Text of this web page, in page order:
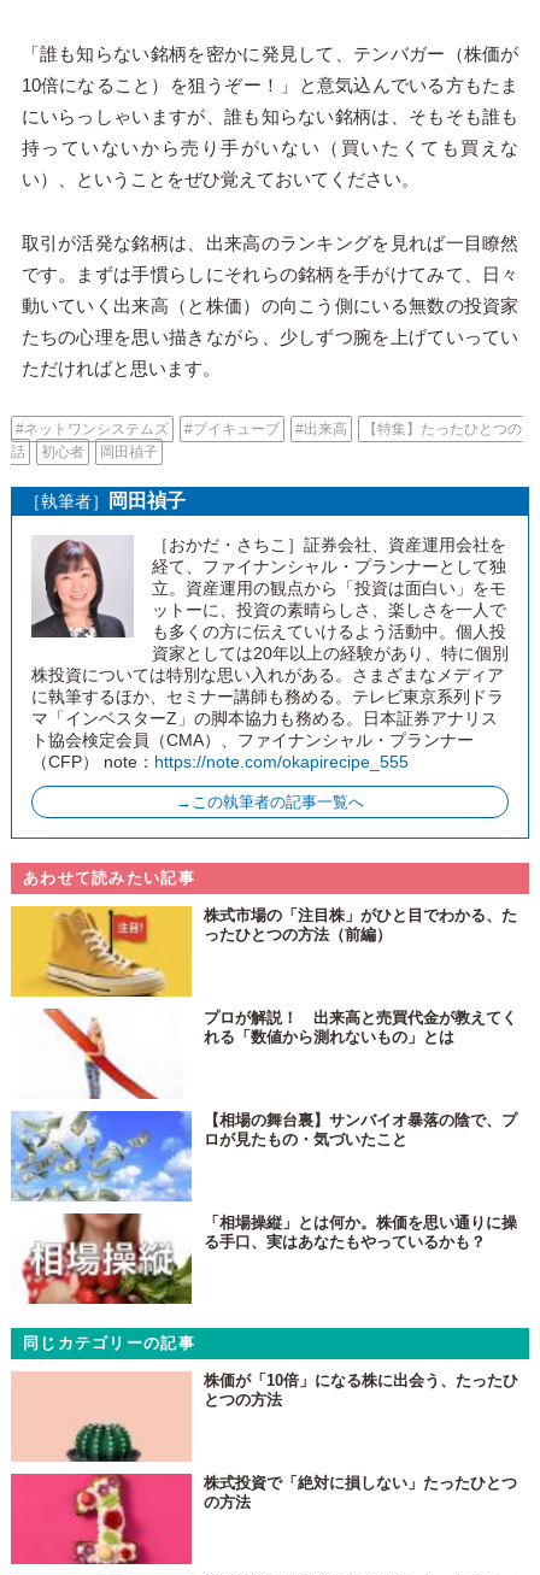
「誰も知らない銘柄を密かに発見して、テンバガー（株価が
10倍になること）を狙うぞー！」と意気込んでいる方もたま
にいらっしゃいますが、誰も知らない銘柄は、そもそも誰も
持っていないから売り手がいない（買いたくても買えな
い）、ということをぜひ覚えておいてください。
取引が活発な銘柄は、出来高のランキングを見れば一目瞭然
です。まずは手慣らしにそれらの銘柄を手がけてみて、日々
動いていく出来高（と株価）の向こう側にいる無数の投資家
たちの心理を思い描きながら、少しずつ腕を上げていってい
ただければと思います。
#ネットワンシステムズ #ブイキューブ #出来高
【特集】たったひとつの
話
初心者 岡田禎子
［執筆者］ 岡田禎子
［おかだ・さちこ］証券会社、資産運用会社を
経て、ファイナンシャル・プランナーとして独
立。資産運用の観点から「投資は面白い」をモ
ットーに、投資の素晴らしさ、楽しさを一人で
も多くの方に伝えていけるよう活動中。個人投
資家としては20年以上の経験があり、特に個別
株投資については特別な思い入れがある。さまざまなメディア
に執筆するほか、セミナー講師も務める。テレビ東京系列ドラ
マ「インベスターZ」の脚本協力も務める。日本証券アナリス
ト協会検定会員（CMA）、ファイナンシャル・プランナー
（CFP） note： https://note.com/okapirecipe_555
→この執筆者の記事一覧へ
あわせて読みたい記事
株式市場の「注目株」がひと目でわかる、た
ったひとつの方法（前編）
プロが解説！ 出来高と売買代金が教えてく
れる「数値から測れないもの」とは
【相場の舞台裏】サンバイオ暴落の陰で、プ
ロが見たもの・気づいたこと
「相場操縦」とは何か。株価を思い通りに操
る手口、実はあなたもやっているかも？
同じカテゴリーの記事
株価が「10倍」になる株に出会う、たったひ
とつの方法
株式投資で「絶対に損しない」たったひとつ
の方法